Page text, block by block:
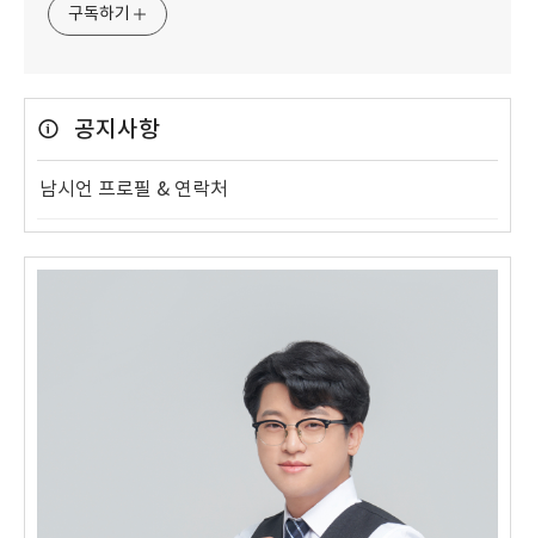
구독하기
공지사항
남시언 프로필 & 연락처